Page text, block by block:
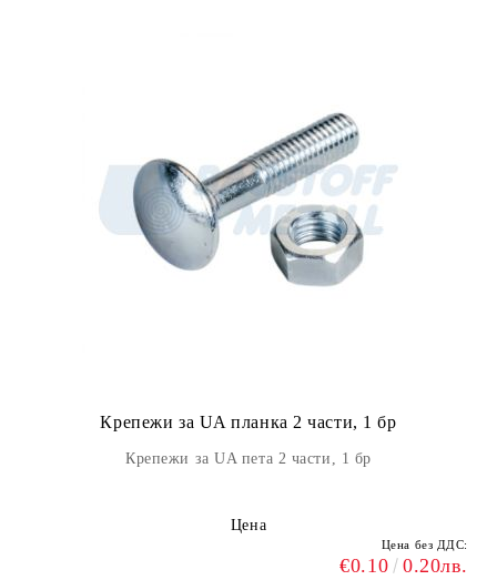
Крепежи за UA планка 2 части, 1 бр
Крепежи за UA пета 2 части, 1 бр
Цена
Цена без ДДС:
€0.10 0.20лв.